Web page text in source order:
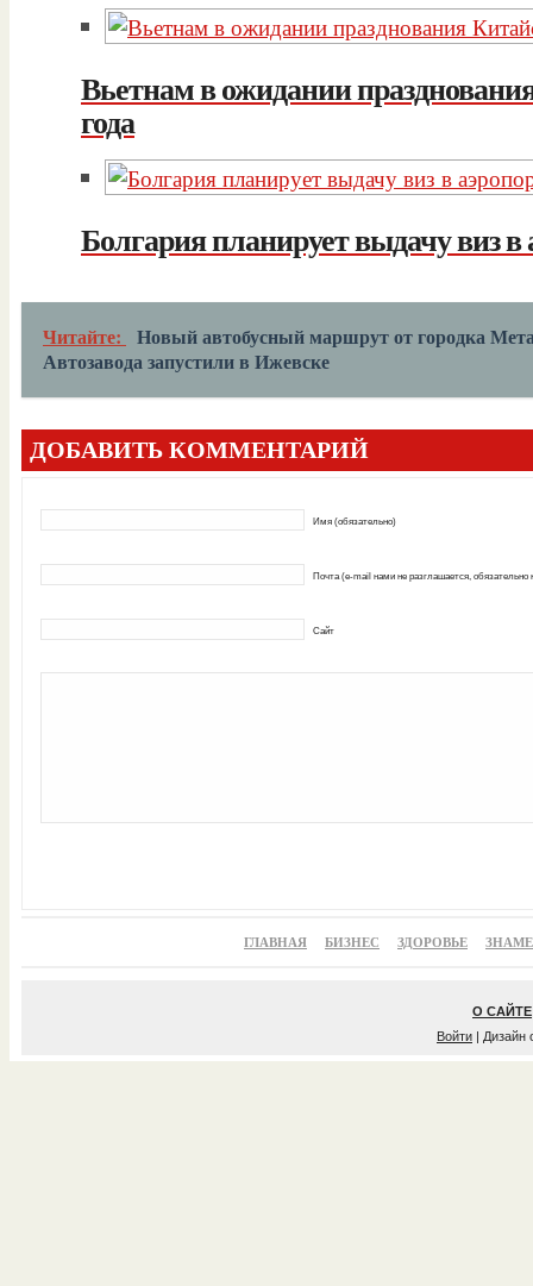
Вьетнам в ожидании
года
Болгария планирует выдачу виз в
Читайте:
Новый автобусный маршрут от городка
Автозавода запустили в Ижевске
ДОБАВИТЬ КОММЕНТАРИЙ
Имя (обязательно)
Почта (e-mail нами не разглашается, обязательно
Сайт
ГЛАВНАЯ БИЗНЕС ЗДОРОВЬЕ
О САЙТЕ
Войти | Дизайн